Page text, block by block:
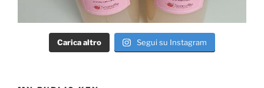
Carica altro Segui su Instagram